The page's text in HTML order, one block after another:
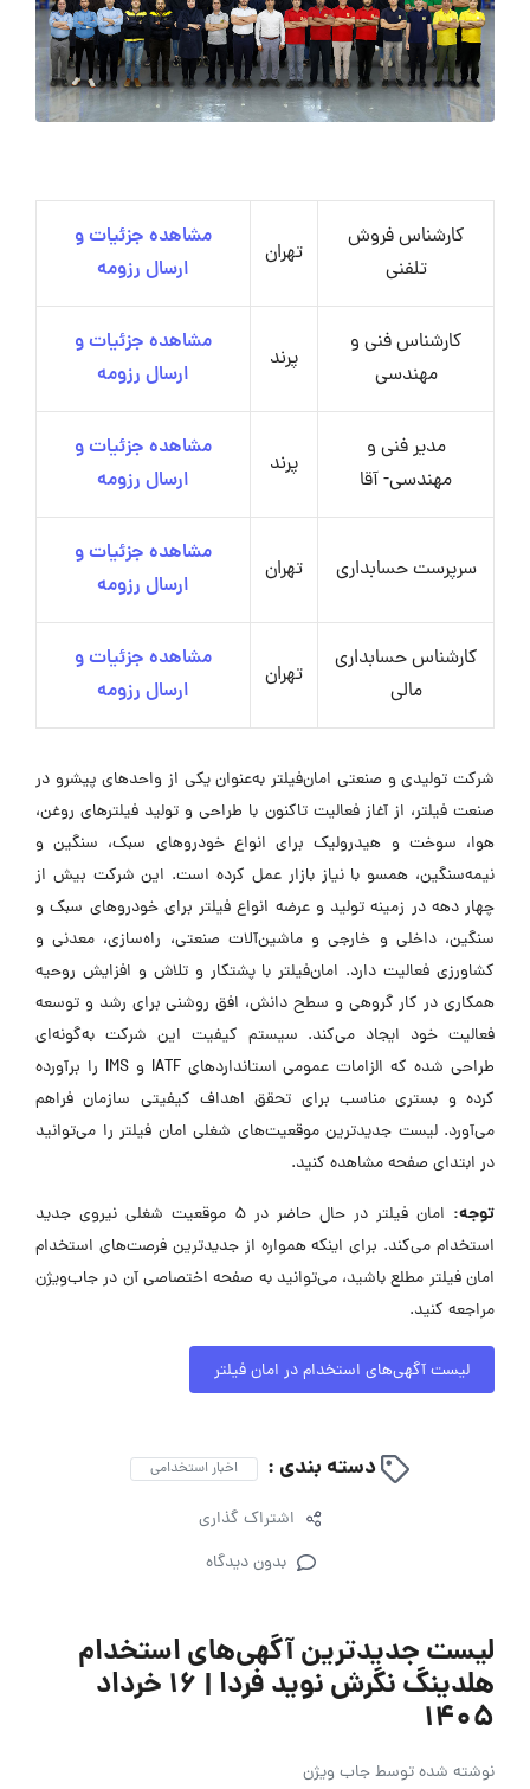
کارشناس فروش
تلفنی
تهران
مشاهده جزئیات و
ارسال رزومه
کارشناس فنی و
مهندسی
پرند
مشاهده جزئیات و
ارسال رزومه
مدیر فنی و
مهندسی- آقا
پرند
مشاهده جزئیات و
ارسال رزومه
سرپرست حسابداری تهران
مشاهده جزئیات و
ارسال رزومه
کارشناس حسابداری
مالی
تهران
مشاهده جزئیات و
ارسال رزومه
شرکت تولیدی و صنعتی امان‌فیلتر به‌عنوان یکی از واحدهای پیشرو در
صنعت فیلتر، از آغاز فعالیت تاکنون با طراحی و تولید فیلترهای روغن،
هوا، سوخت و هیدرولیک برای انواع خودروهای سبک، سنگین و
نیمه‌سنگین، همسو با نیاز بازار عمل کرده است. این شرکت بیش از
چهار دهه در زمینه تولید و عرضه انواع فیلتر برای خودروهای سبک و
سنگین، داخلی و خارجی و ماشین‌آلات صنعتی، راه‌سازی، معدنی و
کشاورزی فعالیت دارد. امان‌فیلتر با پشتکار و تلاش و افزایش روحیه
همکاری در کار گروهی و سطح دانش، افق روشنی برای رشد و توسعه
فعالیت خود ایجاد می‌کند. سیستم کیفیت این شرکت به‌گونه‌ای
طراحی شده که الزامات عمومی استانداردهای IATF و IMS را برآورده
کرده و بستری مناسب برای تحقق اهداف کیفیتی سازمان فراهم
می‌آورد. لیست جدیدترین موقعیت‌های شغلی امان فیلتر را می‌توانید
در ابتدای صفحه مشاهده کنید.
توجه:
امان فیلتر در حال حاضر در ۵ موقعیت شغلی نیروی جدید
استخدام می‌کند. برای اینکه همواره از جدیدترین فرصت‌های استخدام
امان فیلتر مطلع باشید، می‌توانید به صفحه اختصاصی آن در جاب‌ویژن
مراجعه کنید.
لیست آگهی‌های استخدام در امان فیلتر
دسته بندی : اخبار استخدامی
اشتراک گذاری
بدون دیدگاه
لیست جدیدترین آگهی‌های استخدام
هلدینگ نگرش نوید فردا | ۱۶ خرداد
۱۴۰۵
نوشته شده توسطجاب ویژن